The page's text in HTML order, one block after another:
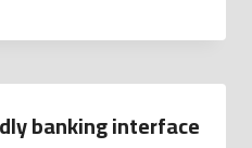
banking interface